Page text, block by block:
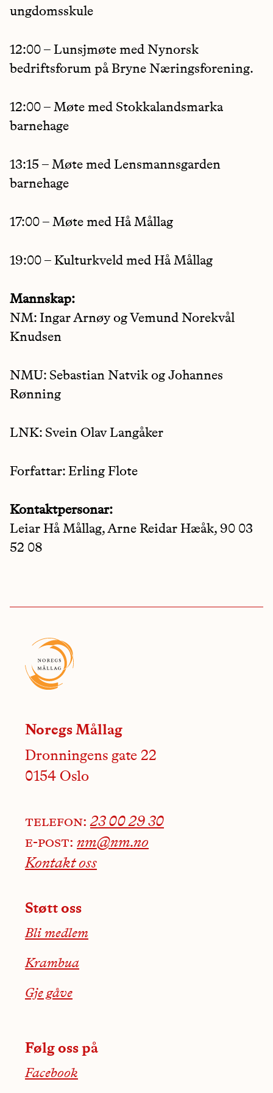
ungdomsskule
12:00 – Lunsjmøte med Nynorsk
bedriftsforum på Bryne Næringsforening.
12:00 – Møte med Stokkalandsmarka
barnehage
13:15 – Møte med Lensmannsgarden
barnehage
17:00 – Møte med Hå Mållag
19:00 – Kulturkveld med Hå Mållag
Mannskap:
NM: Ingar Arnøy og Vemund Norekvål
Knudsen
NMU: Sebastian Natvik og Johannes
Rønning
LNK: Svein Olav Langåker
Forfattar: Erling Flote
Kontaktpersonar:
Leiar Hå Mållag, Arne Reidar Hæåk, 90 03
52 08
Noregs Mållag
Dronningens gate 22
0154 Oslo
telefon:23 00 29 30
e-post: nm@nm.no
Kontakt oss
Støtt oss
Bli medlem
Krambua
Gje gåve
Følg oss på
Facebook